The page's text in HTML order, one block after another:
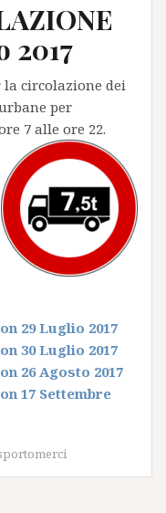
2017
la circolazione dei
per
7 alle ore 22.
29 Luglio 2017
30 Luglio 2017
26 Agosto 2017
17 Settembre